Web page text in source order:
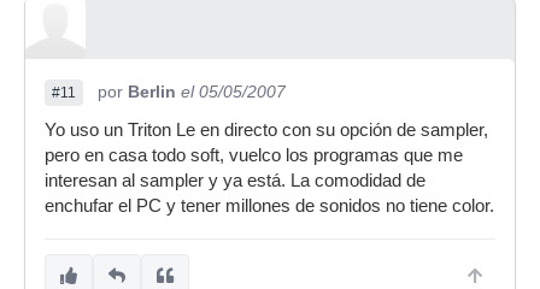
#11 por Berlin el 05/05/2007
Yo uso un Triton Le en directo con su opción de sampler,
pero en casa todo soft, vuelco los programas que me
interesan al sampler y ya está. La comodidad de
enchufar el PC y tener millones de sonidos no tiene color.